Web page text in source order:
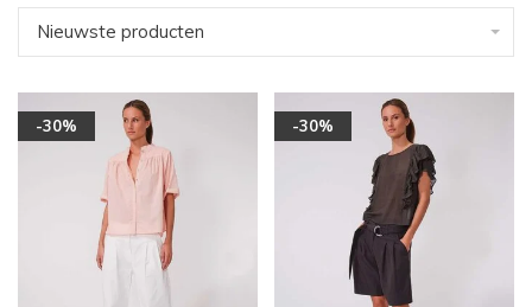
Nieuwste producten
-30% -30%